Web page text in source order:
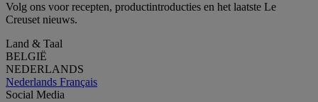
Volg ons voor recepten, productintroducties en het laatste Le
Creuset nieuws.
Land & Taal
BELGIË
NEDERLANDS
Nederlands Français
Social Media